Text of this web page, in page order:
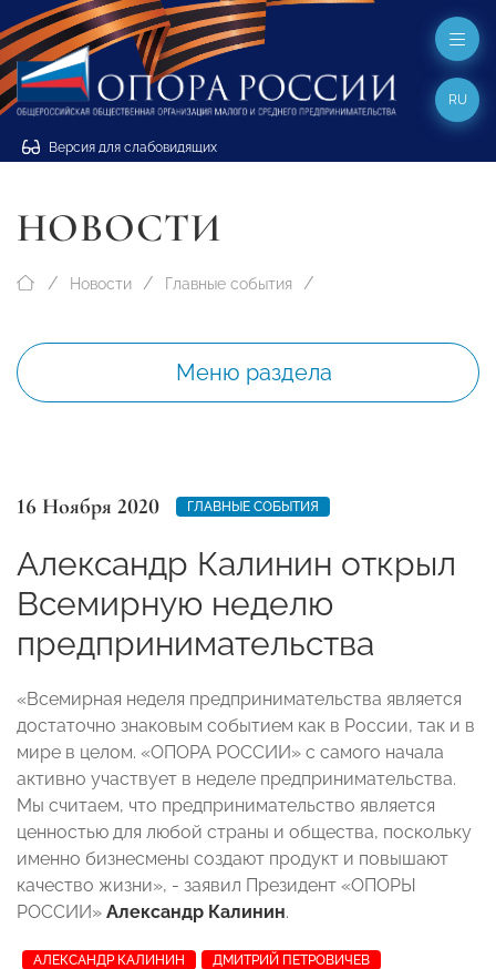
Версия для слабовидящих
RU
НОВОСТИ
Новости Главные события
Меню раздела
16 Ноября 2020 ГЛАВНЫЕ СОБЫТИЯ
Александр Калинин открыл
Всемирную неделю
предпринимательства
«Всемирная неделя предпринимательства является
достаточно знаковым событием как в России, так и в
мире в целом. «ОПОРА РОССИИ» с самого начала
активно участвует в неделе предпринимательства.
Мы считаем, что предпринимательство является
ценностью для любой страны и общества, поскольку
именно бизнесмены создают продукт и повышают
качество жизни», - заявил Президент «ОПОРЫ
РОССИИ» Александр Калинин.
АЛЕКСАНДР КАЛИНИН ДМИТРИЙ ПЕТРОВИЧЕВ